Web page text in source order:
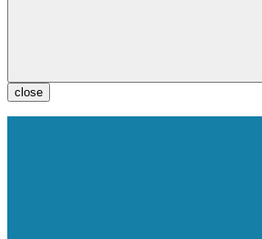
close